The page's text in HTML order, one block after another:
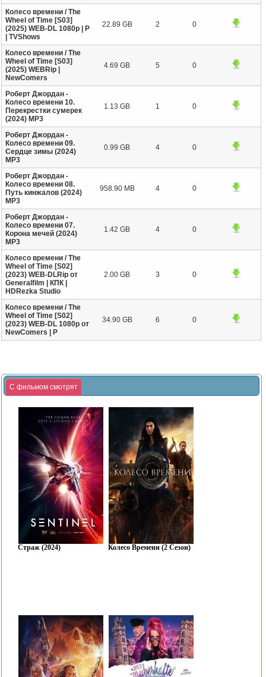
Колесо времени / The
Wheel of Time [S03]
(2025) WEB-DL 1080p | P
| TVShows
22.89 GB 2 0
Колесо времени / The
Wheel of Time [S03]
(2025) WEBRip |
NewComers
4.69 GB 5 0
Роберт Джордан -
Колесо времени 10.
Перекрестки сумерек
(2024) MP3
1.13 GB 1 0
Роберт Джордан -
Колесо времени 09.
Сердце зимы (2024)
MP3
0.99 GB 4 0
Роберт Джордан -
Колесо времени 08.
Путь кинжалов (2024)
MP3
958.90 MB 4 0
Роберт Джордан -
Колесо времени 07.
Корона мечей (2024)
MP3
1.42 GB 4 0
Колесо времени / The
Wheel of Time [S02]
(2023) WEB-DLRip от
Generalfilm | КПК |
HDRezka Studio
2.00 GB 3 0
Колесо времени / The
Wheel of Time [S02]
(2023) WEB-DL 1080p от
NewComers | P
34.90 GB 6 0
С фильмом смотрят
Страж (2024) Колесо Времени (2 Сезон)